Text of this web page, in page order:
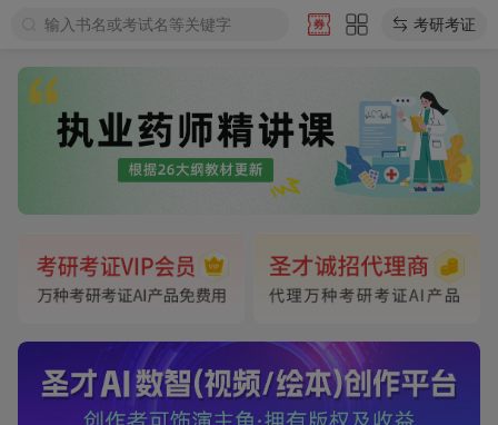
输入书名或考试名等关键字 考研考证